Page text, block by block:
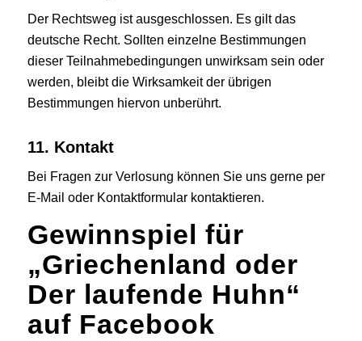
Der Rechtsweg ist ausgeschlossen. Es gilt das
deutsche Recht. Sollten einzelne Bestimmungen
dieser Teilnahmebedingungen unwirksam sein oder
werden, bleibt die Wirksamkeit der übrigen
Bestimmungen hiervon unberührt.
11. Kontakt
Bei Fragen zur Verlosung können Sie uns gerne per
E-Mail oder Kontaktformularkontaktieren.
Gewinnspiel für
„Griechenland oder
Der laufende Huhn“
auf Facebook